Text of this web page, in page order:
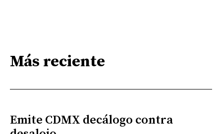
Más reciente
Emite CDMX decálogo contra